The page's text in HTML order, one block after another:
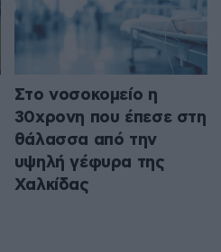
Στο νοσοκομείο η
30χρονη που έπεσε στη
θάλασσα από την
υψηλή γέφυρα της
Χαλκίδας